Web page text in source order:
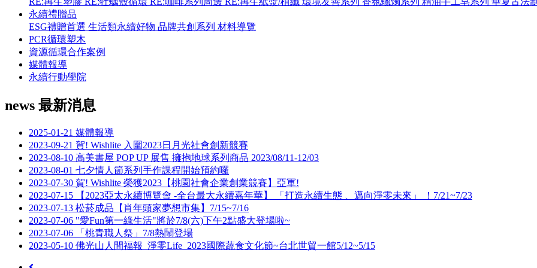
永續禮贈品
ESG禮贈首選 生活類永續好物 品牌共創系列 材料導覽
PCR循環塑木
資源循環合作案例
媒體報導
永續行動學院
news 最新消息
2025-01-21 媒體報導
2023-09-21 賀! Wishlite 入圍2023日月光社會創新競賽
2023-08-10 高美書屋 POP UP 展售 擁抱地球系列商品 2023/08/11-12/03
2023-08-01 七夕情人節系列手作課程開始預約囉
2023-07-30 賀! Wishlite 榮獲2023【桃園社會企業創業競賽】亞軍!
2023-07-15 【2023亞太永續博覽會 -全台最大永續嘉年華】 「打造永續生態 、邁向淨零未來」 ！7/21~7/23
2023-07-13 松菸成品【肖年頭家夢想市集】7/15~7/16
2023-07-06 "愛Fun第一綠生活"將於7/8(六)下午2點盛大登場啦~
2023-07-06 「桃青職人祭」7/8熱鬧登場
2023-05-10 佛光山人間福報_淨零Life_2023國際蔬食文化節~台北世貿一館5/12~5/15